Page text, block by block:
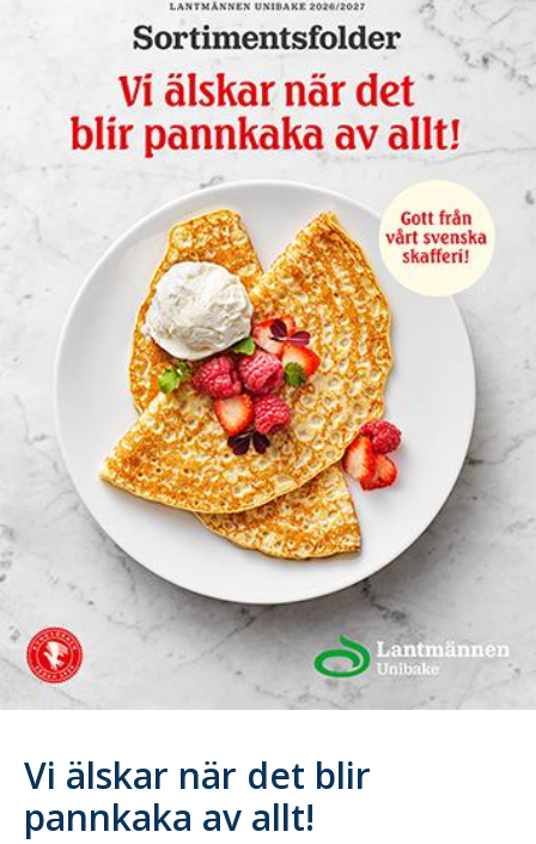
Vi älskar när det blir
pannkaka av allt!